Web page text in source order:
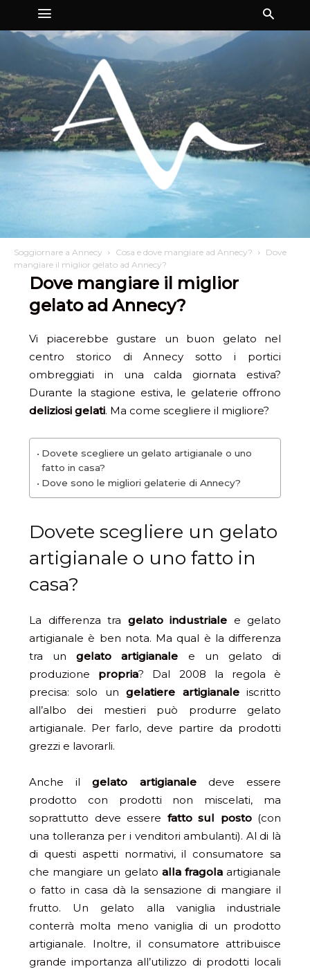
Soggiornare a Annecy Cosa e dove mangiare ad Annecy?
Dove
mangiare il miglior gelato ad Annecy?
Dove mangiare il miglior
gelato ad Annecy?
Vi piacerebbe gustare un buon gelato nel
centro storico di Annecy sotto i portici
ombreggiati in una calda giornata estiva?
Durante la stagione estiva, le gelaterie offrono
deliziosi gelati. Ma come scegliere il migliore?
Dovete scegliere un gelato artigianale o uno
fatto in casa?
Dove sono le migliori gelaterie di Annecy?
Dovete scegliere un gelato
artigianale o uno fatto in
casa?
La differenza tra gelato industriale e gelato
artigianale è ben nota. Ma qual è la differenza
tra ungelato artigianale e un gelato di
produzione propria? Dal 2008 la regola è
precisa: solo ungelatiere artigianaleiscritto
all’albo dei mestieri può produrre gelato
artigianale. Per farlo, deve partire da prodotti
grezzi e lavorarli.
Anche ilgelato artigianaledeve essere
prodotto con prodotti non miscelati, ma
soprattutto deve essere fatto sul posto(con
una tolleranza per i venditori ambulanti). Al di là
di questi aspetti normativi, il consumatore sa
che mangiare un gelato alla fragolaartigianale
o fatto in casa dà la sensazione di mangiare il
frutto. Un gelato alla vaniglia industriale
conterrà molta meno vaniglia di un prodotto
artigianale. Inoltre, il consumatore attribuisce
grande importanza all’utilizzo di prodotti locali